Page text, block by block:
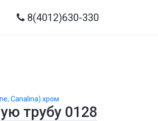
8(4012)630-330
Canalina) хром
трубу 0128